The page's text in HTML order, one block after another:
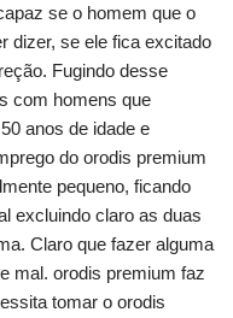
se o homem que o
dizer, se ele fica excitado
Fugindo desse
com homens que
anos de idade e
do orodis premium
pequeno, ficando
excluindo claro as duas
Claro que fazer alguma
mal. orodis premium faz
tomar o orodis